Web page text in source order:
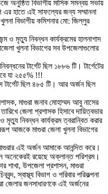
অনুষ্ঠিত বিভাগীয় মাসিক সমন্বয় সভায়
এর হাতে এই সাফল্যের জন্য সম্মাননা
বিভাগীয় কমিশনার মো: জিল্লুর
মৃত্যু নিবন্ধন কার্যক্রমের হালনাগাদ
খুলনা বিভাগের সব উপজেলাগুলোর
টার্গেট ছিল ১৮৮৬ টি। টার্গেটের
যা ২৫৫% !!!
টার্গেট ছিল ৪৮৫ টি। আর অর্জন ছিল
মাগুরা জনাব মোহাম্মদ আবু নাসের
জেলা প্রশাসক হিসাবে দায়িত্বভার
নিবন্ধন কার্যক্রম ত্বরান্বিত করার
আজকে মাগুরা জেলা খুলনা বিভাগের
এই অর্জন আমাকে আনন্দিত করে।
রয়েছে অক্লান্ত পরিশ্রম।
শাখা, উপজেলা প্রশাসন, মাগুরা
স্বাস্থ্য বিভাগ ও পরিবার পরিকল্পনা
জেলার জনসাধারণকে এই অর্জনের